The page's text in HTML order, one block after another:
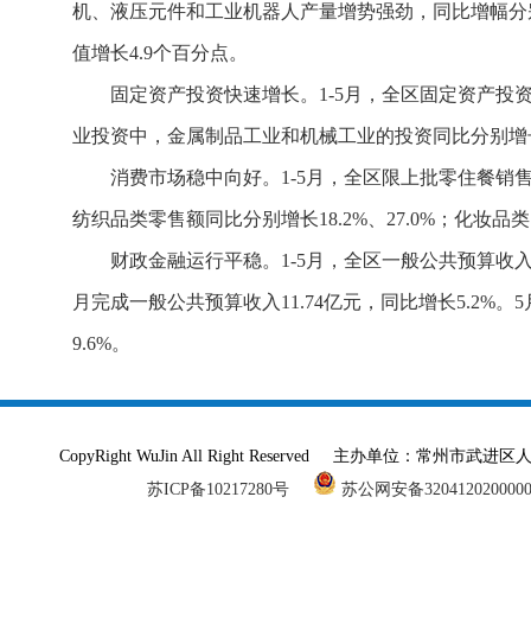
机、液压元件和工业机器人产量增势强劲，同比增幅
值增长4.9个百分点。
固定资产投资快速增长。1-5月，全区固定资产投
业投资中，金属制品工业和机械工业的投资同比分别增
消费市场稳中向好。1-5月，全区限上批零住餐销
纺织品类零售额同比分别增长18.2%、27.0%；化妆品
财政金融运行平稳。1-5月，全区一般公共预算收
月完成一般公共预算收入11.74亿元，同比增长5.2%。
9.6%。
CopyRight WuJin All Right Reserved 主办单位：常州市武进
苏ICP备10217280号
苏公网安备